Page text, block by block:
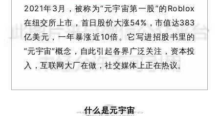
2021年3月，被称为“元宇宙第一股”的Roblox
在纽交所上市，首日股价大涨54%，市值达383
亿美元，一年暴涨近10倍。它写进招股书里的
“元宇宙”概念，自此引起各界广泛关注，资本投
入，互联网大厂在做，社交媒体上正在热议。
什么是元宇宙